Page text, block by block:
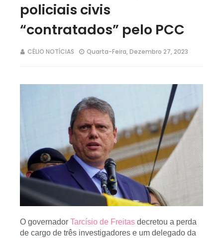
policiais civis
“contratados” pelo PCC
CÉLIO NOTÍCIAS Quarta-Feira, Dezembro 27, 2023
O governador Tarcísio de Freitas decretou a perda
de cargo de três investigadores e um delegado da